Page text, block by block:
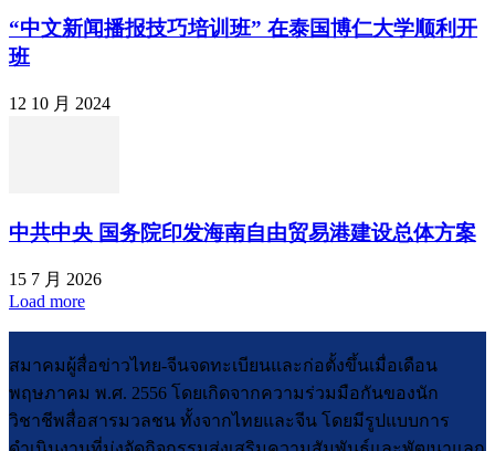
“中文新闻播报技巧培训班” 在泰国博仁大学顺利开
班
12 10 月 2024
中共中央 国务院印发海南自由贸易港建设总体方案
15 7 月 2026
Load more
สมาคมผู้สื่อข่าวไทย-จีนจดทะเบียนและก่อตั้งขึ้นเมื่อเดือน
พฤษภาคม พ.ศ. 2556 โดยเกิดจากความร่วมมือกันของนัก
วิชาชีพสื่อสารมวลชน ทั้งจากไทยและจีน โดยมีรูปแบบการ